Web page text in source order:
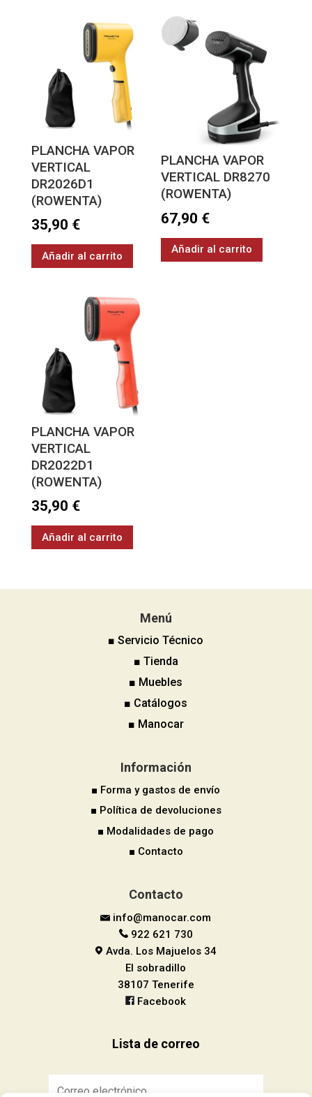
PLANCHA VAPOR
VERTICAL
DR2026D1
(ROWENTA)
35,90 €
Añadir al carrito
PLANCHA VAPOR
VERTICAL DR8270
(ROWENTA)
67,90 €
Añadir al carrito
PLANCHA VAPOR
VERTICAL
DR2022D1
(ROWENTA)
35,90 €
Añadir al carrito
Menú
■ Servicio Técnico
■ Tienda
■ Muebles
■ Catálogos
■ Manocar
Información
■ Forma y gastos de envío
■ Política de devoluciones
■ Modalidades de pago
■ Contacto
Contacto
info@manocar.com
922 621 730
Avda. Los Majuelos 34
El sobradillo
38107 Tenerife
Facebook
Lista de correo